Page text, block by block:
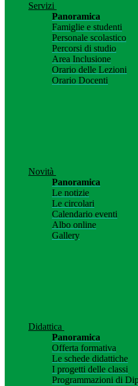
Servizi
Panoramica
Famiglie e studenti
Personale scolastico
Percorsi di studio
Area Inclusione
Orario delle Lezioni
Orario Docenti
Novità
Panoramica
Le notizie
Le circolari
Calendario eventi
Albo online
Gallery
Didattica
Panoramica
Offerta formativa
Le schede didattiche
I progetti delle classi
Programmazioni di